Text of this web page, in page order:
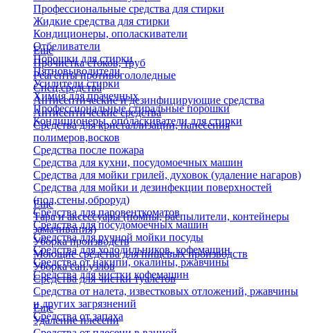
Профессиональные средства для стирки
Жидкие средства для стирки
Кондиционеры, ополаскиватели
Отбеливатели
Порошки для стирки
Пятновыводители
Усилители стирки
Химия для прачечных
Профессиональные стиральные порошки
Кондиционеры, ополаскиватели для стирки
Еще
Прочистка стоков, труб
Реагенты противогололедные
Спец.средства
Антисептические и дезинфицирующие средства
Антисептические средства
Средства для кристаллизации, нанесения
полимеров,восков
Средства после пожара
Средства для кухни, посудомоечных машин
Средства для мойки грилей, духовок (удаление нагаров)
Средства для мойки и дезинфекции поверхностей
(пол,стены,оброруд)
Средства для паровенткоматов
Средства для посудомоечных машин
Средства для ручной мойки посуды
Средства для холодильников, кофемашин
Средства от накипи, окалины, ржавчины
Средства для чистки кофемашин
Еще
Тара и аксессуары (помпы, распылители, контейнеры
замачивания)
Уборка производств
Моющие средства для пищевых производств
Уборка сан.узлов
Средства для чистки туалетов
Средства от налета, известковых отложений, ржавчины
и других загрязнений
Средства от запаха
Еще
Удаление плесени